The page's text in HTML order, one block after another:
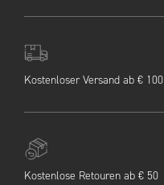
Kostenloser Versand ab € 100
Kostenlose Retouren ab € 50